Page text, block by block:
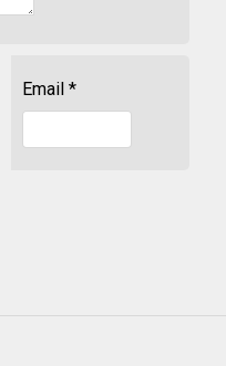
Email *